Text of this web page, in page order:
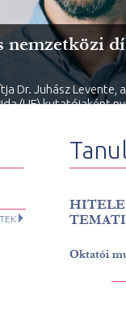
nemzetközi
Juhász Levente,
(UF) kutatójaként
Oktatói